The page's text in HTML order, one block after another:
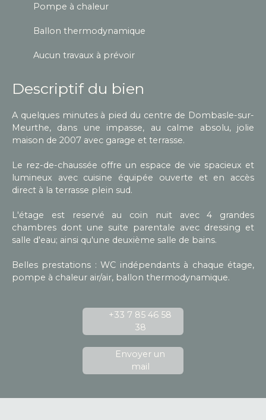
Pompe à chaleur
Ballon thermodynamique
Aucun travaux à prévoir
Descriptif du bien
A quelques minutes à pied du centre de Dombasle-sur-
Meurthe, dans une impasse, au calme absolu, jolie
maison de 2007 avec garage et terrasse.
Le rez-de-chaussée offre un espace de vie spacieux et
lumineux avec cuisine équipée ouverte et en accès
direct à la terrasse plein sud.
L'étage est reservé au coin nuit avec 4 grandes
chambres dont une suite parentale avec dressing et
salle d'eau; ainsi qu'une deuxième salle de bains.
Belles prestations : WC indépendants à chaque étage,
pompe à chaleur air/air, ballon thermodynamique.
+33 7 85 46 58
38
Envoyer un
mail